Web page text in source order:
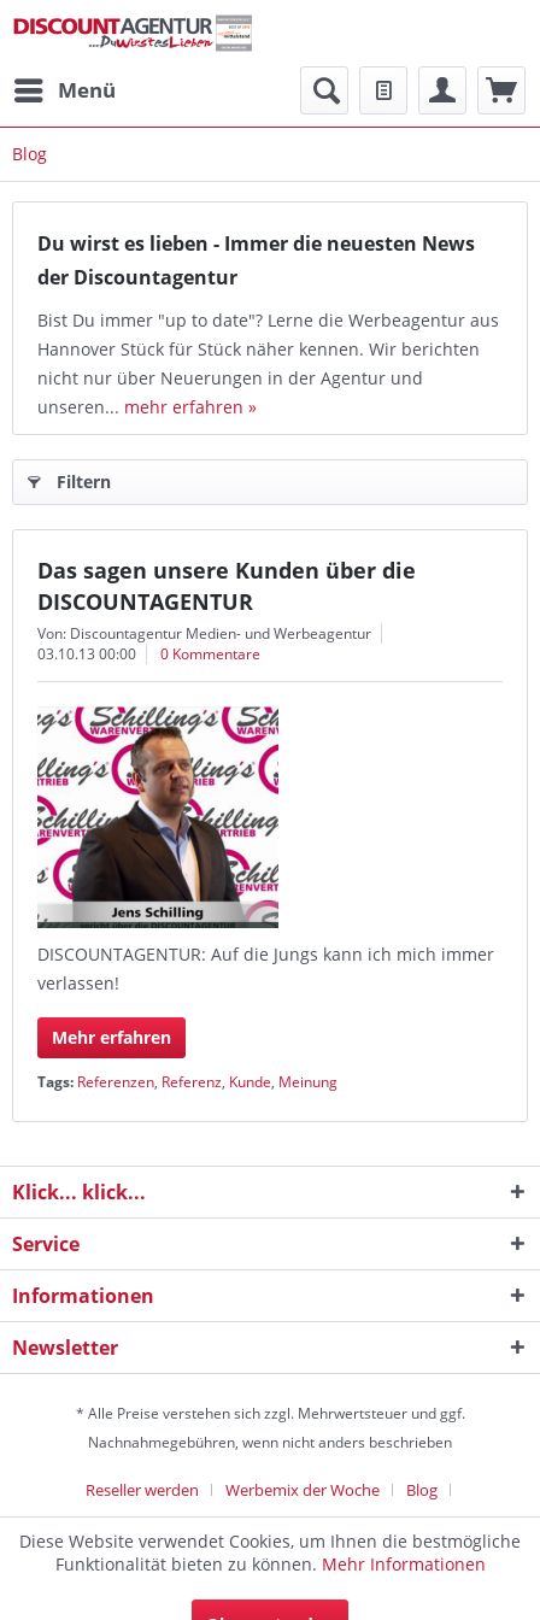
Menü
Blog
Du wirst es lieben - Immer die neuesten News
der Discountagentur
Bist Du immer "up to date"? Lerne die Werbeagentur aus
Hannover Stück für Stück näher kennen. Wir berichten
nicht nur über Neuerungen in der Agentur und
unseren... mehr erfahren »
Filtern
Das sagen unsere Kunden über die
DISCOUNTAGENTUR
Von: Discountagentur Medien- und Werbeagentur
03.10.13 00:00
0 Kommentare
DISCOUNTAGENTUR: Auf die Jungs kann ich mich immer
verlassen!
Mehr erfahren
Tags: Referenzen, Referenz, Kunde, Meinung
Klick... klick...
Service
Informationen
Newsletter
* Alle Preise verstehen sich zzgl. Mehrwertsteuer und ggf.
Nachnahmegebühren, wenn nicht anders beschrieben
Reseller werden Werbemix der Woche
Blog
Die Werbeagentur
Discountagentur Medien- & Werbeagentur aus Helmstedt Copyright
Die Werbeagentur und Marketingagentur zum Festpreis. Die
Diese Website verwendet Cookies, um Ihnen die bestmögliche
Funktionalität bieten zu können. Mehr Informationen